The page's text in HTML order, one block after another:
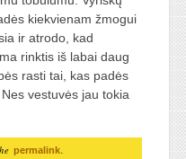
kiekvienam žmogui
ir atrodo, kad
rinktis iš labai daug
rasti tai, kas padės
vestuvės jau tokia
permalink